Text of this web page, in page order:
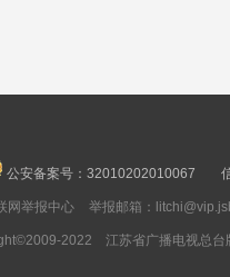
公安备案号：32010202010067
网举报中心 举报邮箱：
2022 江苏省广播电视总台